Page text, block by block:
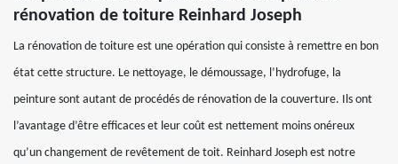
rénovation de toiture Reinhard Joseph
La rénovation de toiture est une opération qui consiste à remettre en bon
état cette structure. Le nettoyage, le démoussage, l’hydrofuge, la
peinture sont autant de procédés de rénovation de la couverture. Ils ont
l’avantage d’être efficaces et leur coût est nettement moins onéreux
qu’un changement de revêtement de toit. Reinhard Joseph est notre